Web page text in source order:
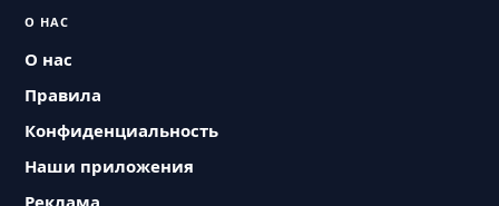
О НАС
О нас
Правила
Конфиденциальность
Наши приложения
Реклама